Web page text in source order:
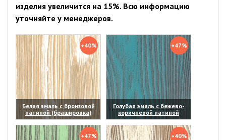
изделия увеличится на 15%. Всю информацию
уточняйте у менеджеров.
+40%
Белая эмаль с бронзовой
патиной (брашировка)
(увеличить)
+47%
Голубая эмаль с бежево-
коричневой патиной
(увеличить)
+47%
+40%